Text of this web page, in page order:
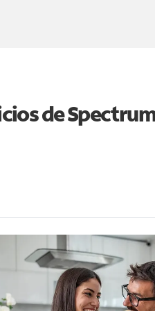
de